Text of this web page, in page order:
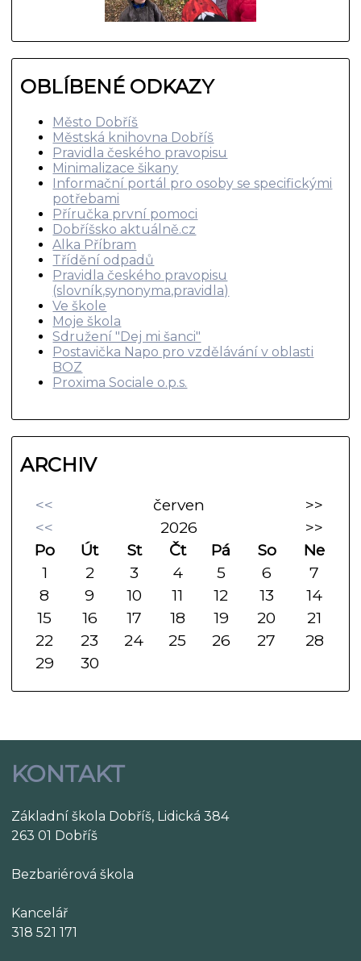
OBLÍBENÉ ODKAZY
Město Dobříš
Městská knihovna Dobříš
Pravidla českého pravopisu
Minimalizace šikany
Informační portál pro osoby se specifickými
potřebami
Příručka první pomoci
Dobříšsko aktuálně.cz
Alka Příbram
Třídění odpadů
Pravidla českého pravopisu
(slovník,synonyma,pravidla)
Ve škole
Moje škola
Sdružení "Dej mi šanci"
Postavička Napo pro vzdělávání v oblasti
BOZ
Proxima Sociale o.p.s.
ARCHIV
<< červen
>>
<<
2026
>>
Po
Út St Čt Pá So
Ne
1
2 3 4 5 6
7
8
9 10 11 12 13
14
15
16 17 18 19 20
21
22
23 24 25 26 27
28
29
30
KONTAKT
Základní škola Dobříš, Lidická 384
263 01 Dobříš
Bezbariérová škola
Kancelář
318 521 171